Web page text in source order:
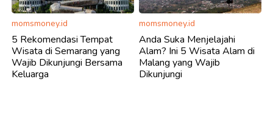
momsmoney.id
5 Rekomendasi Tempat
Wisata di Semarang yang
Wajib Dikunjungi Bersama
Keluarga
momsmoney.id
Anda Suka Menjelajahi
Alam? Ini 5 Wisata Alam di
Malang yang Wajib
Dikunjungi